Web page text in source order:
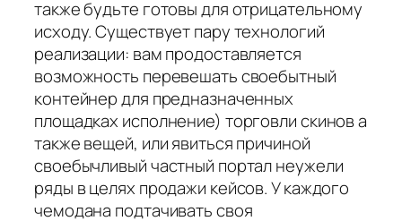
также будьте готовы для отрицательному
исходу. Существует пару технологий
реализации: вам продоставляется
возможность перевешать своебытный
контейнер для предназначенных
площадках исполнение) торговли скинов а
также вещей, или явиться причиной
своебычливый частный портал неужели
ряды в целях продажи кейсов. У каждого
чемодана подтачивать своя